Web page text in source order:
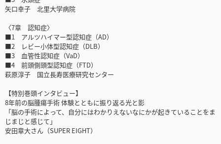
矢口幸子 北里大学病院
〈7章 認知症〉
■1 アルツハイマー型認知症（AD）
■2 レビー小体型認知症（DLB）
■3 血管性認知症（VaD）
■4 前頭側頭型認知症（FTD）
萩原淳子 国立長寿医療研究センター
【特別巻頭インタビュー】
8年前の脳腫瘍手術 体験とともに振り返る光と影
「脳の手術によって、自分にはわかりえないなにかが起きていることをま
じまじと感じて」
安田章大さん（SUPER EIGHT）